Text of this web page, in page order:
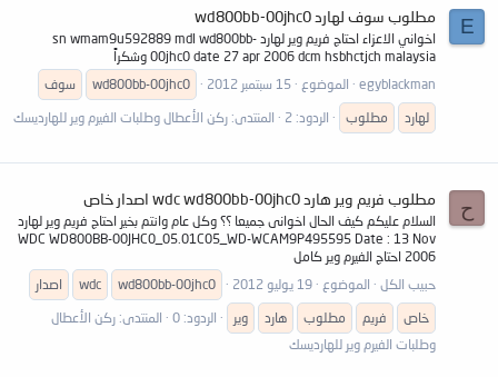
E مطلوب سوف لهارد wd800bb-00jhc0
اخواني الاعزاء احتاج فريم وير لهارد sn wmam9u592889 mdl wd800bb-
00jhc0 date 27 apr 2006 dcm hsbhctjch malaysia وشكراً
egyblackman
الموضوع 15 سبتمبر 2012 wd800bb-00jhc0
سوف
لهارد
مطلوب الردود: 2 المنتدى: ركن الأعطال وطلبات الفيرم وير للهارديسك
ح مطلوب فريم وير هارد wdc wd800bb-00jhc0 اصدار خاص
السلام عليكم كيف الحال اخوانى جميعا ؟؟ وكل عام وانتم بخير احتاج فريم وير لهارد
WDC WD800BB-00JHC0_05.01C05_WD-WCAM9P495595 Date : 13 Nov
2006 احتاج الفيرم وير كامل
حبيب الكل
الموضوع 19 يوليو 2012 wd800bb-00jhc0
wdc
اصدار
خاص
فريم مطلوب هارد وير الردود: 0 المنتدى: ركن الأعطال
وطلبات الفيرم وير للهارديسك